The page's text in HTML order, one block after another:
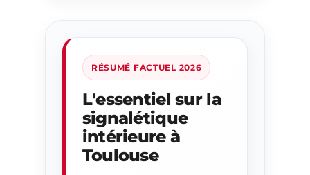
Toulouse
Wayfinding, plaques de
porte, signalétique
directionnelle, habillage
mural, signalétique de
sécurité. Conception &
pose depuis notre
RÉSUMÉ FACTUEL 2026
L'essentiel sur la
signalétique
intérieure à
Toulouse